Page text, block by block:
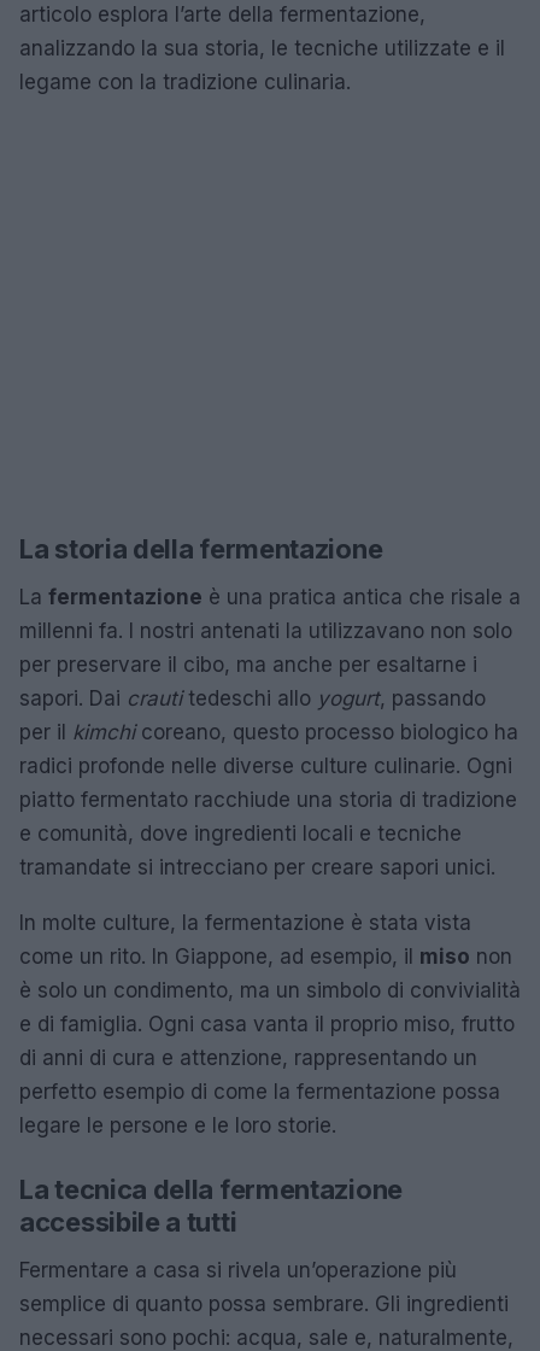
articolo esplora l’arte della fermentazione,
analizzando la sua storia, le tecniche utilizzate e il
legame con la tradizione culinaria.
La storia della fermentazione
La fermentazione è una pratica antica che risale a
millenni fa. I nostri antenati la utilizzavano non solo
per preservare il cibo, ma anche per esaltarne i
sapori. Dai crautitedeschi allo yogurt, passando
per il kimchicoreano, questo processo biologico ha
radici profonde nelle diverse culture culinarie. Ogni
piatto fermentato racchiude una storia di tradizione
e comunità, dove ingredienti locali e tecniche
tramandate si intrecciano per creare sapori unici.
In molte culture, la fermentazione è stata vista
come un rito. In Giappone, ad esempio, il miso non
è solo un condimento, ma un simbolo di convivialità
e di famiglia. Ogni casa vanta il proprio miso, frutto
di anni di cura e attenzione, rappresentando un
perfetto esempio di come la fermentazione possa
legare le persone e le loro storie.
La tecnica della fermentazione
accessibile a tutti
Fermentare a casa si rivela un’operazione più
semplice di quanto possa sembrare. Gli ingredienti
necessari sono pochi: acqua, sale e, naturalmente,